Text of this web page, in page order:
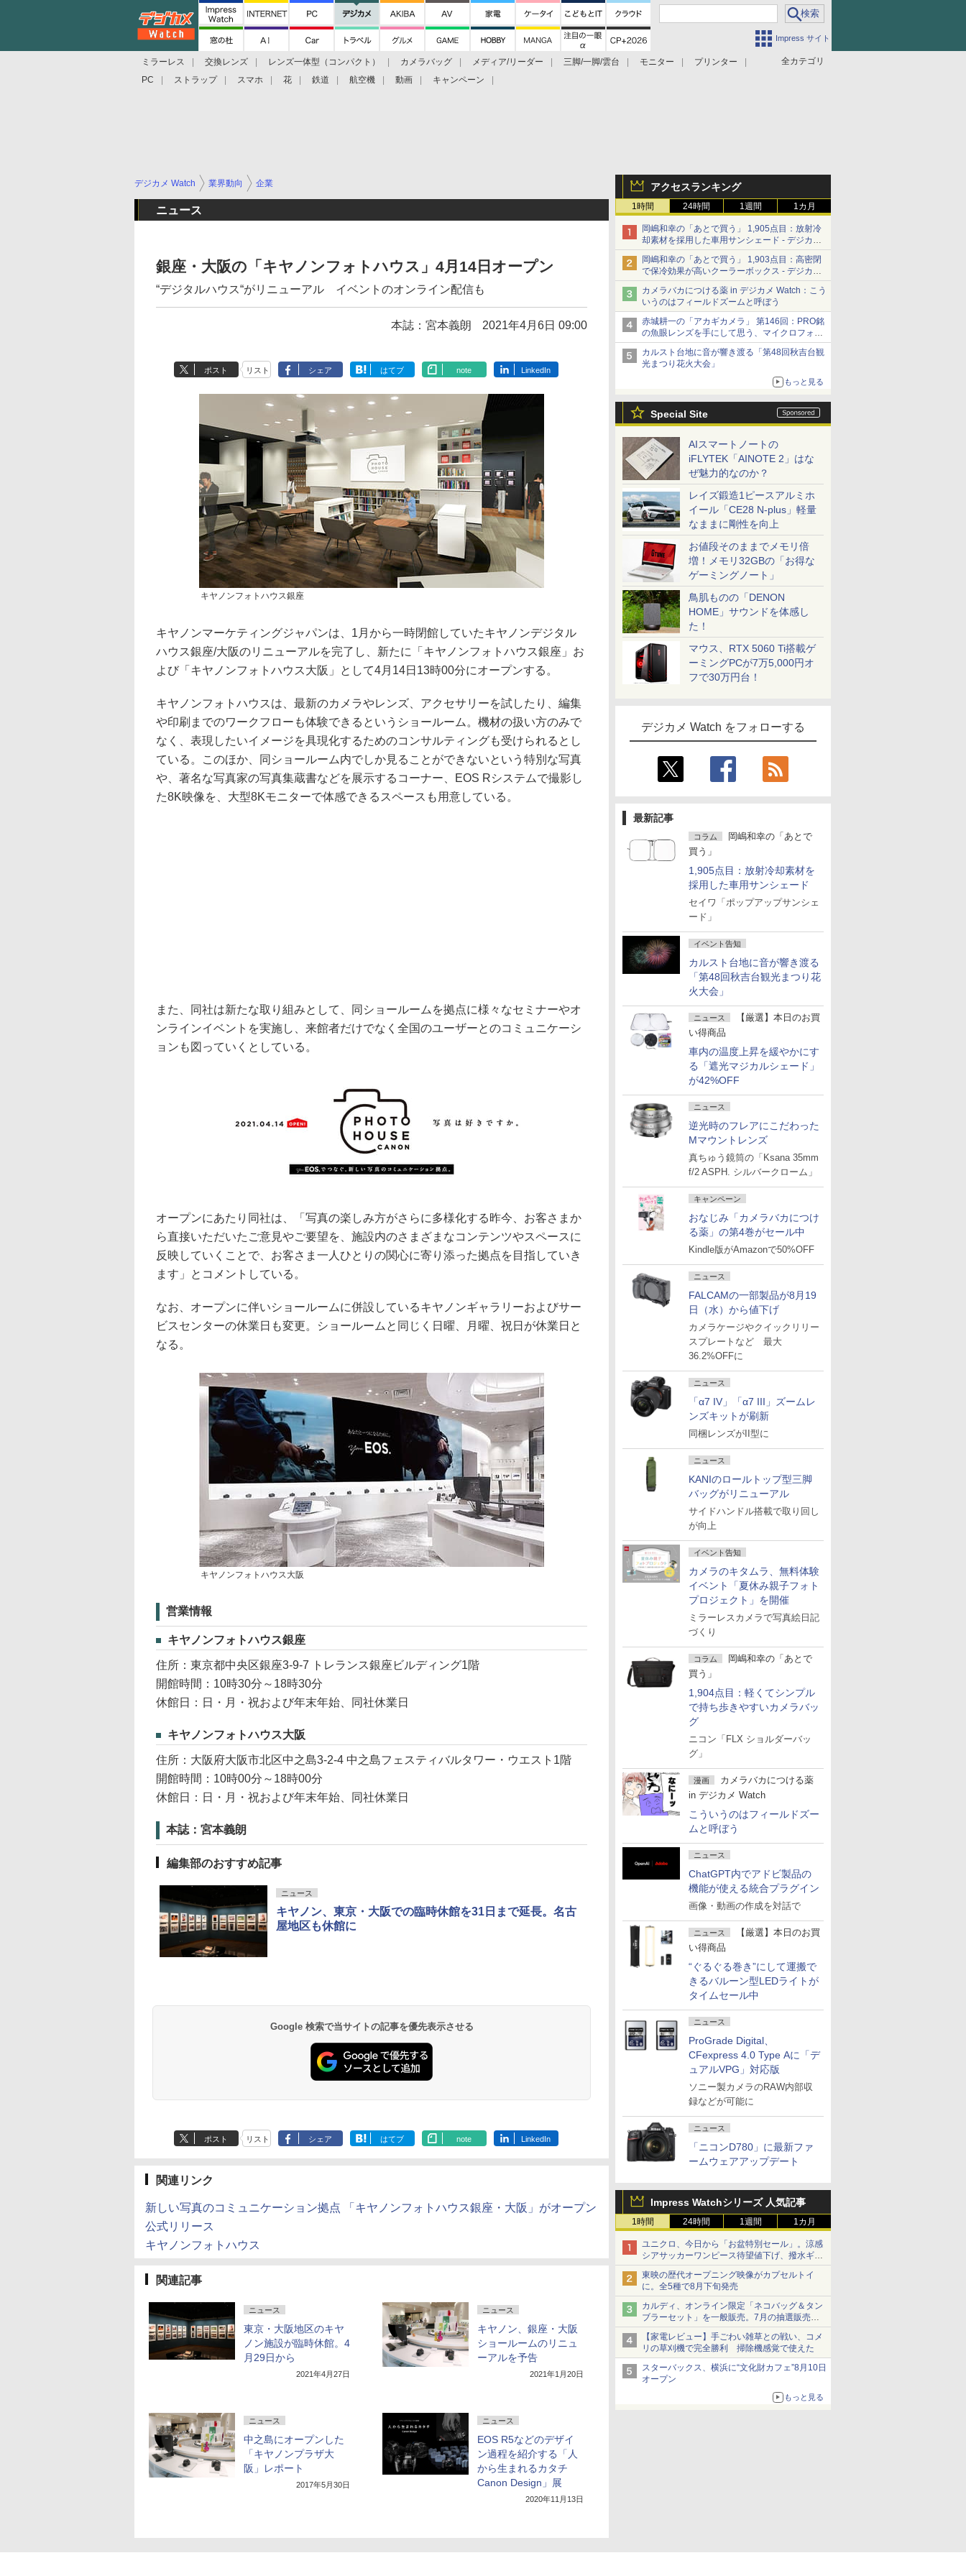
Impress サイト
全カテゴリ
ミラーレス 交換レンズ レンズ一体型（コンパクト） カメラバッグ メディア/リーダー 三脚/一脚/雲台 モニター
プリンター
PC
ストラップ スマホ 花 鉄道 航空機 動画 キャンペーン
アクセスランキング
1時間 24時間 1週間 1カ月
岡嶋和幸の「あとで買う」 1,905点目：放射冷
却素材を採用した車用サンシェード - デジカメ
Watch
岡嶋和幸の「あとで買う」 1,903点目：高密閉
で保冷効果が高いクーラーボックス - デジカメ
Watch
カメラバカにつける薬 in デジカメ Watch：こう
いうのはフィールドズームと呼ぼう
赤城耕一の「アカギカメラ」 第146回：PRO銘
の魚眼レンズを手にして思う、マイクロフォー
サーズへの期待と可能性
カルスト台地に音が響き渡る「第48回秋吉台観
光まつり花火大会」
もっと見る
Special Site
AIスマートノートの
iFLYTEK「AINOTE 2」はな
ぜ魅力的なのか？
レイズ鍛造1ピースアルミホ
イール「CE28 N-plus」軽量
なままに剛性を向上
お値段そのままでメモリ倍
増！メモリ32GBの「お得な
ゲーミングノート」
鳥肌ものの「DENON
HOME」サウンドを体感し
た！
マウス、RTX 5060 Ti搭載ゲ
ーミングPCが7万5,000円オ
フで30万円台！
デジカメ Watch をフォローする
最新記事
コラム
岡嶋和幸の「あとで
買う」
1,905点目：放射冷却素材を
採用した車用サンシェード
セイワ「ポップアップサンシェ
ード」
イベント告知
カルスト台地に音が響き渡る
「第48回秋吉台観光まつり花
火大会」
ニュース
【厳選】本日のお買
い得商品
車内の温度上昇を緩やかにす
る「遮光マジカルシェード」
が42%OFF
ニュース
逆光時のフレアにこだわった
Mマウントレンズ
真ちゅう鏡筒の「Ksana 35mm
f/2 ASPH. シルバークローム」
キャンペーン
おなじみ「カメラバカにつけ
る薬」の第4巻がセール中
Kindle版がAmazonで50%OFF
ニュース
FALCAMの一部製品が8月19
日（水）から値下げ
カメラケージやクイックリリー
スプレートなど 最大
36.2%OFFに
ニュース
「α7 IV」「α7 III」ズームレ
ンズキットが刷新
同梱レンズがII型に
ニュース
KANIのロールトップ型三脚
バッグがリニューアル
サイドハンドル搭載で取り回し
が向上
イベント告知
カメラのキタムラ、無料体験
イベント「夏休み親子フォト
プロジェクト」を開催
ミラーレスカメラで写真絵日記
づくり
コラム
岡嶋和幸の「あとで
買う」
1,904点目：軽くてシンプル
で持ち歩きやすいカメラバッ
グ
ニコン「FLX ショルダーバッ
グ」
漫画
カメラバカにつける薬
in デジカメ Watch
こういうのはフィールドズー
ムと呼ぼう
ニュース
ChatGPT内でアドビ製品の
機能が使える統合プラグイン
画像・動画の作成を対話で
ニュース
【厳選】本日のお買
い得商品
“ぐるぐる巻き”にして運搬で
きるバルーン型LEDライトが
タイムセール中
ニュース
ProGrade Digital、
CFexpress 4.0 Type Aに「デ
ュアルVPG」対応版
ソニー製カメラのRAW内部収
録などが可能に
ニュース
「ニコンD780」に最新ファ
ームウェアアップデート
Impress Watchシリーズ 人気記事
1時間 24時間 1週間 1カ月
ユニクロ、今日から「お盆特別セール」。涼感
シアサッカーワンピース待望値下げ、撥水ギア
ショーツは1990円に
東映の歴代オープニング映像がカプセルトイ
に。全5種で8月下旬発売
カルディ、オンライン限定「ネコバッグ＆タン
ブラーセット」を一般販売。7月の抽選販売の
当選無効分
【家電レビュー】手ごわい雑草との戦い、コメ
リの草刈機で完全勝利 掃除機感覚で使えた
スターバックス、横浜に“文化財カフェ”8月10日
オープン
もっと見る
デジカメ Watch 業界動向 企業
ニュース
銀座・大阪の「キヤノンフォトハウス」4月14日オープン
“デジタルハウス“がリニューアル イベントのオンライン配信も
本誌：宮本義朗 2021年4月6日 09:00
ポスト リスト シェア はてブ note LinkedIn
キヤノンフォトハウス銀座
キヤノンマーケティングジャパンは、1月から一時閉館していたキヤノンデジタル
ハウス銀座/大阪のリニューアルを完了し、新たに「キヤノンフォトハウス銀座」お
よび「キヤノンフォトハウス大阪」として4月14日13時00分にオープンする。
キヤノンフォトハウスは、最新のカメラやレンズ、アクセサリーを試したり、編集
や印刷までのワークフローも体験できるというショールーム。機材の扱い方のみで
なく、表現したいイメージを具現化するためのコンサルティングも受けられるとし
ている。このほか、同ショールーム内でしか見ることができないという特別な写真
や、著名な写真家の写真集蔵書などを展示するコーナー、EOS Rシステムで撮影し
た8K映像を、大型8Kモニターで体感できるスペースも用意している。
また、同社は新たな取り組みとして、同ショールームを拠点に様々なセミナーやオ
ンラインイベントを実施し、来館者だけでなく全国のユーザーとのコミュニケーシ
ョンも図っていくとしている。
オープンにあたり同社は、「写真の楽しみ方がさらに多様化する昨今、お客さまか
ら直接いただいたご意見やご要望を、施設内のさまざまなコンテンツやスペースに
反映していくことで、お客さま一人ひとりの関心に寄り添った拠点を目指していき
ます」とコメントしている。
なお、オープンに伴いショールームに併設しているキヤノンギャラリーおよびサー
ビスセンターの休業日も変更。ショールームと同じく日曜、月曜、祝日が休業日と
なる。
キヤノンフォトハウス大阪
営業情報
キヤノンフォトハウス銀座
住所：東京都中央区銀座3-9-7 トレランス銀座ビルディング1階
開館時間：10時30分～18時30分
休館日：日・月・祝および年末年始、同社休業日
キヤノンフォトハウス大阪
住所：大阪府大阪市北区中之島3-2-4 中之島フェスティバルタワー・ウエスト1階
開館時間：10時00分～18時00分
休館日：日・月・祝および年末年始、同社休業日
本誌：宮本義朗
編集部のおすすめ記事
ニュース
キヤノン、東京・大阪での臨時休館を31日まで延長。名古
屋地区も休館に
Google 検索で当サイトの記事を優先表示させる
ポスト リスト シェア はてブ note LinkedIn
関連リンク
新しい写真のコミュニケーション拠点 「キヤノンフォトハウス銀座・大阪」がオープン
公式リリース
キヤノンフォトハウス
関連記事
ニュース
東京・大阪地区のキヤ
ノン施設が臨時休館。4
月29日から
2021年4月27日
ニュース
キヤノン、銀座・大阪
ショールームのリニュ
ーアルを予告
2021年1月20日
ニュース
中之島にオープンした
「キヤノンプラザ大
阪」レポート
2017年5月30日
ニュース
EOS R5などのデザイ
ン過程を紹介する「人
から生まれるカタチ
Canon Design」展
2020年11月13日